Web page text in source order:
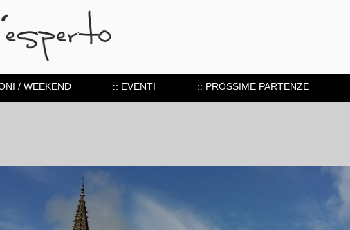
/ WEEKEND :: EVENTI :: PROSSIME PARTENZE